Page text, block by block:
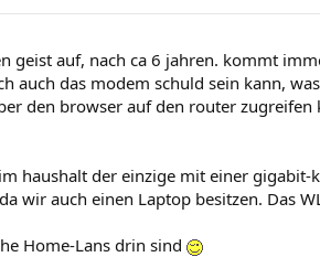
geist auf, nach ca 6 jahren. kommt
auch das modem schuld sein kann,
den browser auf den router zugreifen
haushalt der einzige mit einer gigabit-
wir auch einen Laptop besitzen. Das
Home-Lans drin sind